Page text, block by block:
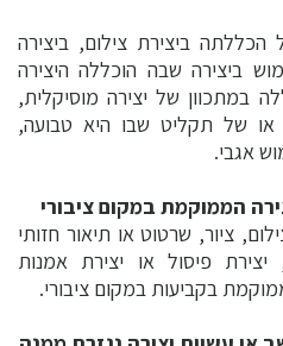
ביצירת צילום, ביצירה
ביצירה שבה הוכללה היצירה
במתכוון של יצירה מוסיקלית,
או של תקליט שבו היא טבועה,
אגבי.
ציור, שרטוט או תיאור חזותי
פיסול או יצירת אמנות
בקביעות במקום ציבורי.